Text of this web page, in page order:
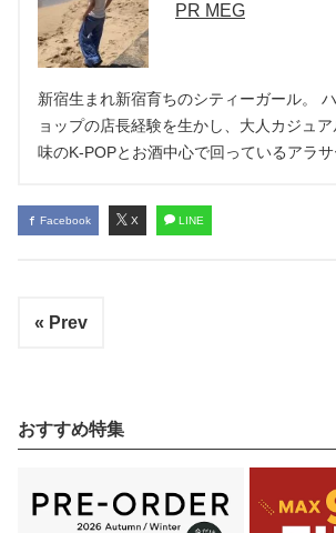
PR MEG
新宿生まれ新宿育ちのシティーガール。
ョップの店長経験を生かし、大人カジュ
味のK-POPとお酒中心で回っているアラサ
Facebook X LINE
« Prev
おすすめ特集